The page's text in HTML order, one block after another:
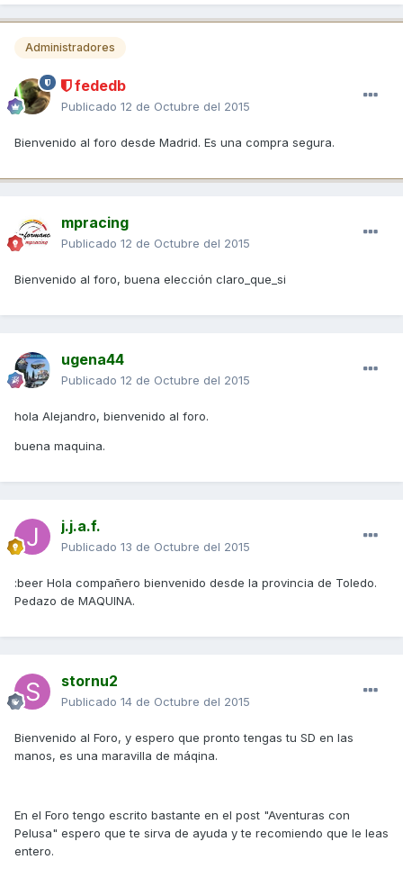
Administradores
fededb
Publicado 12 de Octubre del 2015
Bienvenido al foro desde Madrid. Es una compra segura.
mpracing
Publicado 12 de Octubre del 2015
Bienvenido al foro, buena elección claro_que_si
ugena44
Publicado 12 de Octubre del 2015
hola Alejandro, bienvenido al foro.
buena maquina.
j.j.a.f.
Publicado 13 de Octubre del 2015
:beer Hola compañero bienvenido desde la provincia de Toledo.
Pedazo de MAQUINA.
stornu2
Publicado 14 de Octubre del 2015
Bienvenido al Foro, y espero que pronto tengas tu SD en las
manos, es una maravilla de máqina.
En el Foro tengo escrito bastante en el post "Aventuras con
Pelusa" espero que te sirva de ayuda y te recomiendo que le leas
entero.